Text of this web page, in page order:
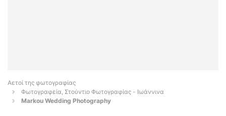
Αετοί της φωτογραφίας
Φωτογραφεία, Στούντιο Φωτογραφίας - Ιωάννινα
Markou Wedding Photography